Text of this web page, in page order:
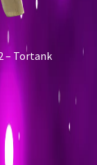
– Tortank